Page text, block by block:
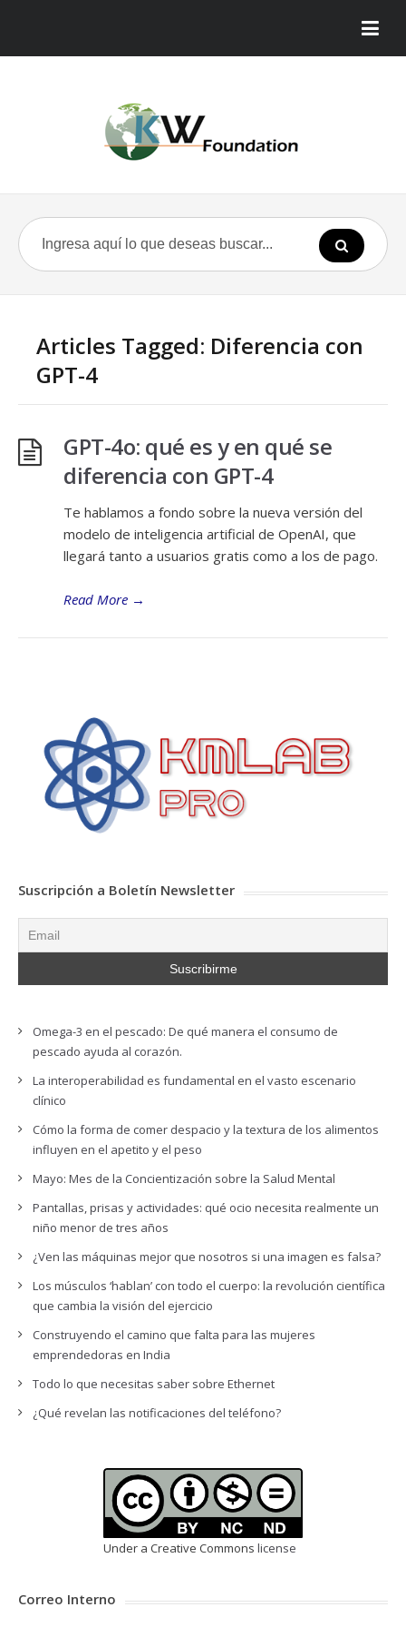
Articles Tagged: Diferencia con
GPT-4
GPT-4o: qué es y en qué se
diferencia con GPT-4
Te hablamos a fondo sobre la nueva versión del
modelo de inteligencia artificial de OpenAI, que
llegará tanto a usuarios gratis como a los de pago.
Read More →
Suscripción a Boletín Newsletter
Omega-3 en el pescado: De qué manera el consumo de
pescado ayuda al corazón.
La interoperabilidad es fundamental en el vasto escenario
clínico
Cómo la forma de comer despacio y la textura de los alimentos
influyen en el apetito y el peso
Mayo: Mes de la Concientización sobre la Salud Mental
Pantallas, prisas y actividades: qué ocio necesita realmente un
niño menor de tres años
¿Ven las máquinas mejor que nosotros si una imagen es falsa?
Los músculos ‘hablan’ con todo el cuerpo: la revolución científica
que cambia la visión del ejercicio
Construyendo el camino que falta para las mujeres
emprendedoras en India
Todo lo que necesitas saber sobre Ethernet
¿Qué revelan las notificaciones del teléfono?
Under a Creative Commons license
Correo Interno